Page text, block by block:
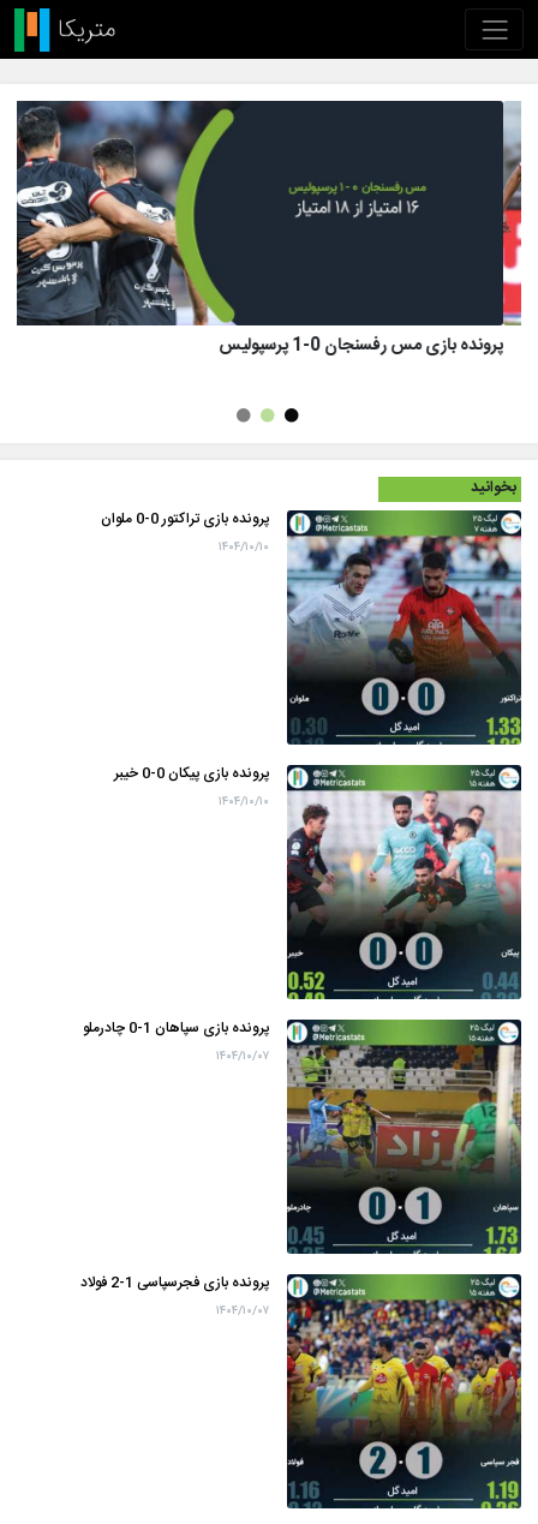
پرونده بازی تراکتور 1 (8)-(7) 1 پرسپولیس
بخوانید
پرونده بازی تراکتور 0-0 ملوان
۱۴۰۴/۱۰/۱۰
پرونده بازی پیکان 0-0 خیبر
۱۴۰۴/۱۰/۱۰
پرونده بازی سپاهان 1-0 چادرملو
۱۴۰۴/۱۰/۰۷
پرونده بازی فجرسپاسی 1-2 فولاد
۱۴۰۴/۱۰/۰۷